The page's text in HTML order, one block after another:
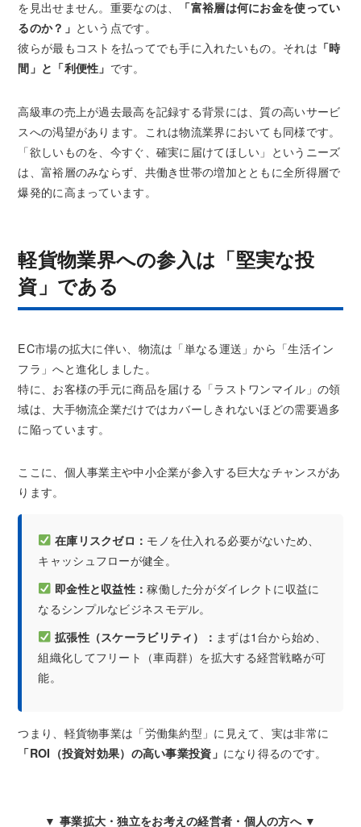
を見出せません。重要なのは、
「富裕層は何にお金を使ってい
るのか？」 という点です。
彼らが最もコストを払ってでも手に入れたいもの。それは 「時
間」と「利便性」 です。
高級車の売上が過去最高を記録する背景には、質の高いサービ
スへの渇望があります。これは物流業界においても同様です。
「欲しいものを、今すぐ、確実に届けてほしい」というニーズ
は、富裕層のみならず、共働き世帯の増加とともに全所得層で
爆発的に高まっています。
軽貨物業界への参入は「堅実な投
資」である
EC市場の拡大に伴い、物流は「単なる運送」から「生活イン
フラ」へと進化しました。
特に、お客様の手元に商品を届ける「ラストワンマイル」の領
域は、大手物流企業だけではカバーしきれないほどの需要過多
に陥っています。
ここに、個人事業主や中小企業が参入する巨大なチャンスがあ
ります。
在庫リスクゼロ： モノを仕入れる必要がないため、
キャッシュフローが健全。
即金性と収益性：稼働した分がダイレクトに収益に
なるシンプルなビジネスモデル。
拡張性（スケーラビリティ）： まずは1台から始め、
組織化してフリート（車両群）を拡大する経営戦略が可
能。
つまり、軽貨物事業は「労働集約型」に見えて、実は非常に
「ROI（投資対効果）の高い事業投資」 になり得るのです。
▼ 事業拡大・独立をお考えの経営者・個人の方へ ▼